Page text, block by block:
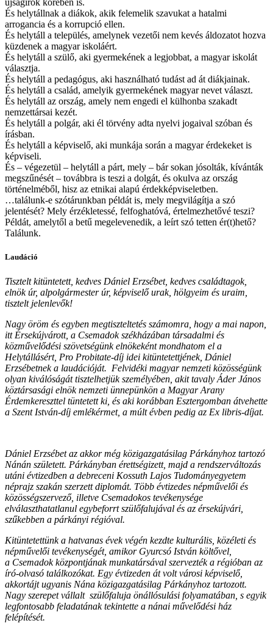
újságírók körében is.
És helytállnak a diákok, akik felemelik szavukat a hatalmi
arrogancia és a korrupció ellen.
És helytáll a település, amelynek vezetői nem kevés áldozatot hozva
küzdenek a magyar iskoláért.
És helytáll a szülő, aki gyermekének a legjobbat, a magyar iskolát
választja.
És helytáll a pedagógus, aki használható tudást ad át diákjainak.
És helytáll a család, amelyik gyermekének magyar nevet választ.
És helytáll az ország, amely nem engedi el külhonba szakadt
nemzettársai kezét.
És helytáll a polgár, aki él törvény adta nyelvi jogaival szóban és
írásban.
És helytáll a képviselő, aki munkája során a magyar érdekeket is
képviseli.
És – végezetül – helytáll a párt, mely – bár sokan jósolták, kívánták
megszűnését – továbbra is teszi a dolgát, és okulva az ország
történelméből, hisz az etnikai alapú érdekképviseletben.
…találunk-e szótárunkban példát is, mely megvilágítja a szó
jelentését? Mely érzékletessé, felfoghatóvá, értelmezhetővé teszi?
Példát, amelytől a betű megelevenedik, a leírt szó tetten ér(t)hető?
Találunk.
Laudáció
Tisztelt kitüntetett, kedves Dániel Erzsébet, kedves családtagok,
elnök úr, alpolgármester úr, képviselő urak, hölgyeim és uraim,
tisztelt jelenlevők!
Nagy öröm és egyben megtiszteltetés számomra, hogy a mai napon,
itt Érsekújvárott, a Csemadok székházában társadalmi és
közművelődési szövetségünk elnökeként mondhatom el a
Helytállásért, Pro Probitate-díj idei kitüntetettjének, Dániel
Erzsébetnek a laudációját. Felvidéki magyar nemzeti közösségünk
olyan kiválóságát tisztelhetjük személyében, akit tavaly Áder János
köztársasági elnök nemzeti ünnepünkön a Magyar Arany
Érdemkereszttel tüntetett ki, és aki korábban Esztergomban átvehette
a Szent István-díj emlékérmet, a múlt évben pedig az Ex libris-díjat.
Dániel Erzsébet az akkor még közigazgatásilag Párkányhoz tartozó
Nánán született. Párkányban érettségizett, majd a rendszerváltozás
utáni évtizedben a debreceni Kossuth Lajos Tudományegyetem
néprajz szakán szerzett diplomát. Több évtizedes népművelői és
közösségszervező, illetve Csemadokos tevékenysége
elválaszthatatlanul egybeforrt szülőfalujával és az érsekújvári,
szűkebben a párkányi régióval.
Kitüntetettünk a hatvanas évek végén kezdte kulturális, közéleti és
népművelői tevékenységét, amikor Gyurcsó István költővel,
a Csemadok központjának munkatársával szervezték a régióban az
író-olvasó találkozókat. Egy évtizeden át volt városi képviselő,
akkortájt ugyanis Nána közigazgatásilag Párkányhoz tartozott.
Nagy szerepet vállalt szülőfaluja önállósulási folyamatában, s egyik
legfontosabb feladatának tekintette a nánai művelődési ház
felépítését.